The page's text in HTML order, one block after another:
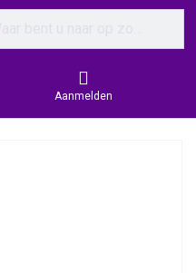
Aanmelden